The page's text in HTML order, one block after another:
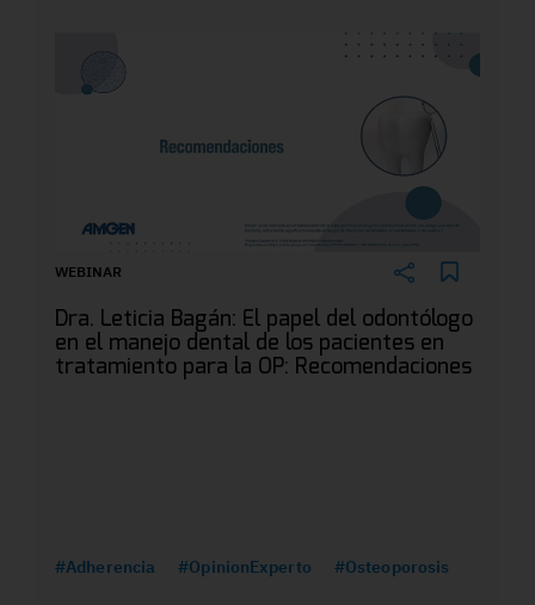
WEBINAR
Dra. Leticia Bagán: El papel del odontólogo
en el manejo dental de los pacientes en
tratamiento para la OP: Recomendaciones
#Adherencia #OpinionExperto #Osteoporosis